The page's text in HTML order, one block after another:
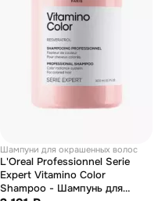
Шампуни для окрашенных волос
L'Oreal Professionnel Serie
Expert Vitamino Color
Shampoo - Шампунь для